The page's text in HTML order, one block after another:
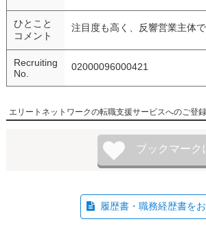
ひとこと
コメント
注目度も高く、反響営業主体で
Recruiting
No.
02000096000421
エリートネットワークの転職支援サービスへのご登
履歴書・職務経歴書を